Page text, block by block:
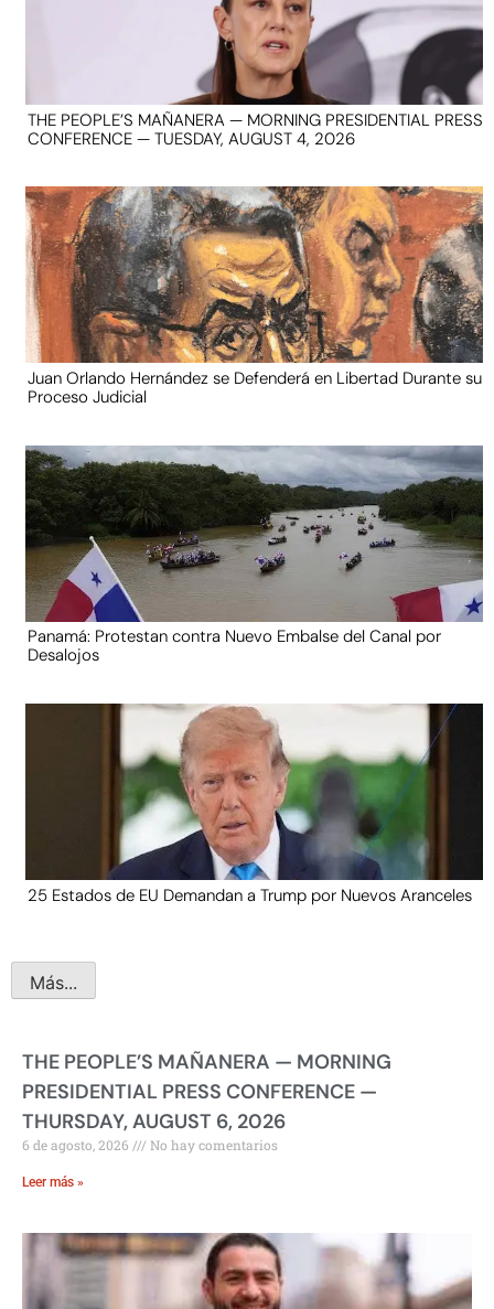
THE PEOPLE’S MAÑANERA — MORNING PRESIDENTIAL PRESS
CONFERENCE — TUESDAY, AUGUST 4, 2026
Juan Orlando Hernández se Defenderá en Libertad Durante su
Proceso Judicial
Panamá: Protestan contra Nuevo Embalse del Canal por
Desalojos
25 Estados de EU Demandan a Trump por Nuevos Aranceles
Más...
THE PEOPLE’S MAÑANERA — MORNING
PRESIDENTIAL PRESS CONFERENCE —
THURSDAY, AUGUST 6, 2026
6 de agosto, 2026 No hay comentarios
Leer más »